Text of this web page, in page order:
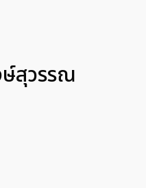
สุวรรณ